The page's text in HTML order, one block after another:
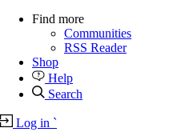
Find more
Communities
RSS Reader
Shop
Help
Search
Log in `